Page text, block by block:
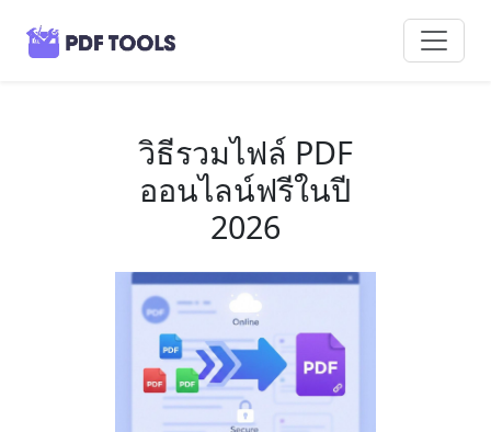
วิธีรวมไฟล์ PDF
ออนไลน์ฟรีในปี
2026